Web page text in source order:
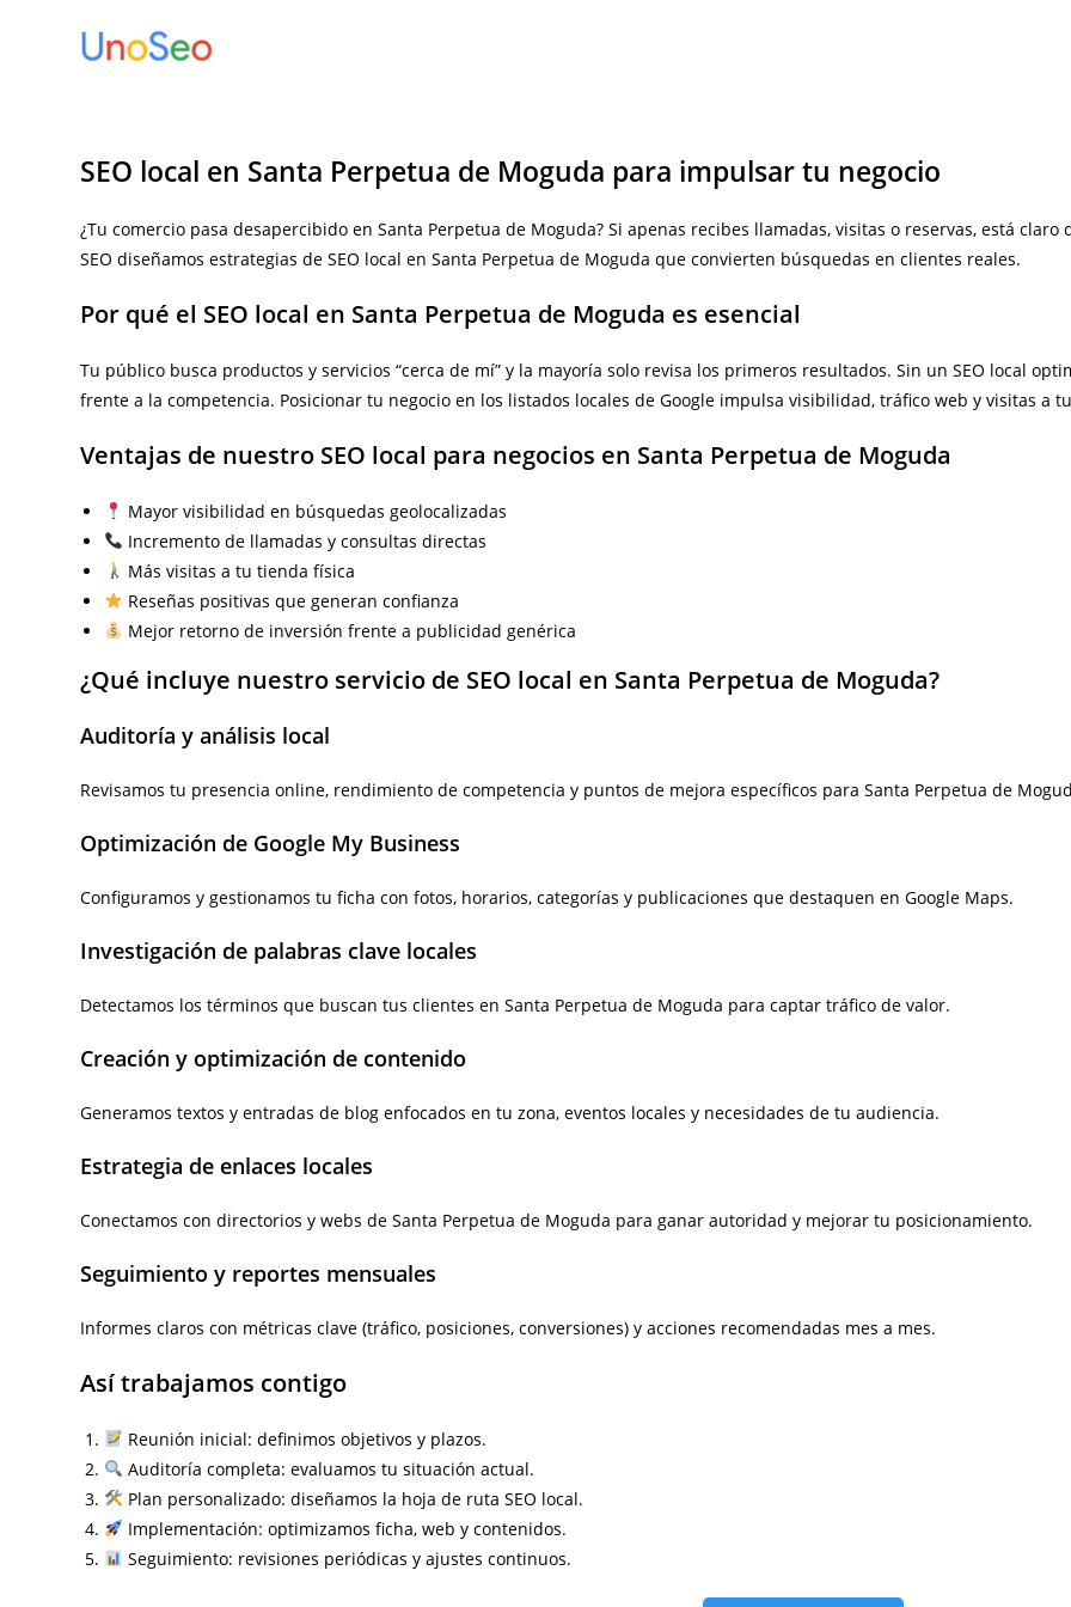
SEO local en Santa Perpetua de Moguda para impulsar tu negocio
¿Tu comercio pasa desapercibido en Santa Perpetua de Moguda? Si apenas recibes llamadas, visitas o reservas, está
SEO diseñamos estrategias de SEO local en Santa Perpetua de Moguda que convierten búsquedas en clientes reales.
Por qué el SEO local en Santa Perpetua de Moguda es esencial
Tu público busca productos y servicios “cerca de mí” y la mayoría solo revisa los primeros resultados. Sin un SEO local
frente a la competencia. Posicionar tu negocio en los listados locales de Google impulsa visibilidad, tráfico web y visitas a
Ventajas de nuestro SEO local para negocios en Santa Perpetua de Moguda
Mayor visibilidad en búsquedas geolocalizadas
Incremento de llamadas y consultas directas
Más visitas a tu tienda física
Reseñas positivas que generan confianza
Mejor retorno de inversión frente a publicidad genérica
¿Qué incluye nuestro servicio de SEO local en Santa Perpetua de Moguda?
Auditoría y análisis local
Revisamos tu presencia online, rendimiento de competencia y puntos de mejora específicos para Santa Perpetua de
Optimización de Google My Business
Configuramos y gestionamos tu ficha con fotos, horarios, categorías y publicaciones que destaquen en Google Maps.
Investigación de palabras clave locales
Detectamos los términos que buscan tus clientes en Santa Perpetua de Moguda para captar tráfico de valor.
Creación y optimización de contenido
Generamos textos y entradas de blog enfocados en tu zona, eventos locales y necesidades de tu audiencia.
Estrategia de enlaces locales
Conectamos con directorios y webs de Santa Perpetua de Moguda para ganar autoridad y mejorar tu posicionamiento.
Seguimiento y reportes mensuales
Informes claros con métricas clave (tráfico, posiciones, conversiones) y acciones recomendadas mes a mes.
Así trabajamos contigo
Reunión inicial: definimos objetivos y plazos.
Auditoría completa: evaluamos tu situación actual.
Plan personalizado: diseñamos la hoja de ruta SEO local.
Implementación: optimizamos ficha, web y contenidos.
Seguimiento: revisiones periódicas y ajustes continuos.